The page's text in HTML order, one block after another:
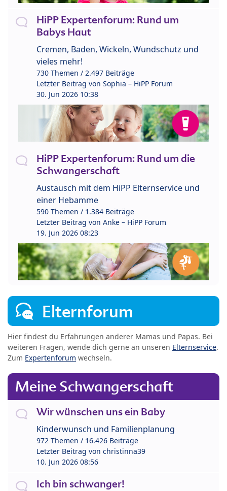
HiPP Expertenforum: Rund um
Babys Haut
Cremen, Baden, Wickeln, Wundschutz und
vieles mehr!
730 Themen / 2.497 Beiträge
Letzter Beitrag von Sophia – HiPP Forum
30. Jun 2026 10:38
HiPP Expertenforum: Rund um die
Schwangerschaft
Austausch mit dem HiPP Elternservice und
einer Hebamme
590 Themen / 1.384 Beiträge
Letzter Beitrag von Anke – HiPP Forum
19. Jun 2026 08:23
Elternforum
Hier findest du Erfahrungen anderer Mamas und Papas. Bei
weiteren Fragen, wende dich gerne an unseren Elternservice.
Zum Expertenforum wechseln.
Meine Schwangerschaft
Wir wünschen uns ein Baby
Kinderwunsch und Familienplanung
972 Themen / 16.426 Beiträge
Letzter Beitrag von christinna39
10. Jun 2026 08:56
Ich bin schwanger!